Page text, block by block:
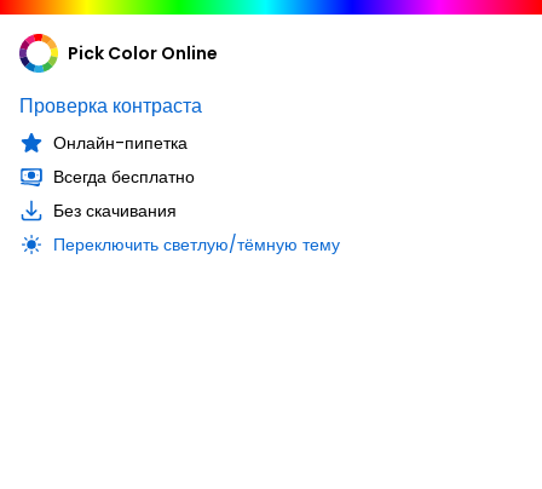
Pick Color Online
Проверка контраста
Онлайн-пипетка
Всегда бесплатно
Без скачивания
Переключить светлую/тёмную тему